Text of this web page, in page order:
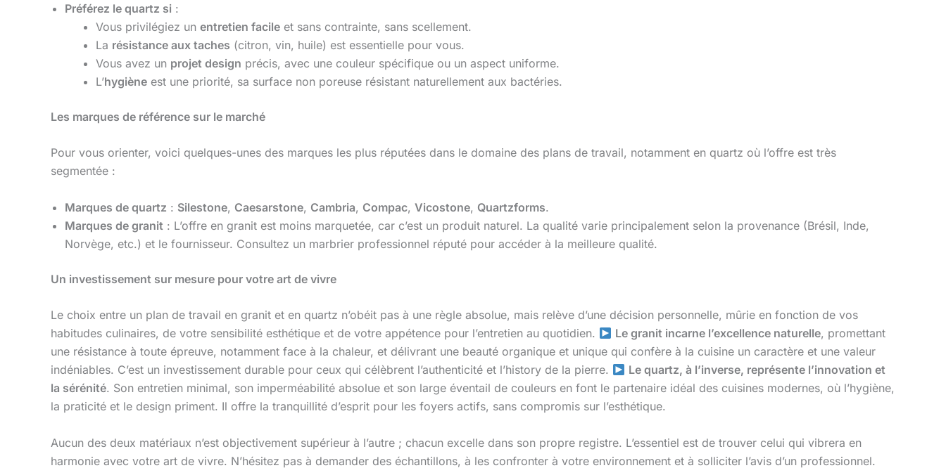
Préférez le quartz si :
Vous privilégiez un entretien facile et sans contrainte, sans scellement.
La résistance aux taches (citron, vin, huile) est essentielle pour vous.
Vous avez un projet design précis, avec une couleur spécifique ou un aspect uniforme.
L’hygiène est une priorité, sa surface non poreuse résistant naturellement aux bactéries.
Les marques de référence sur le marché
Pour vous orienter, voici quelques-unes des marques les plus réputées dans le domaine des plans de travail, notamment en quartz où l’offre est très
segmentée :
Marques de quartz : Silestone, Caesarstone, Cambria, Compac, Vicostone, Quartzforms.
Marques de granit : L’offre en granit est moins marquetée, car c’est un produit naturel. La qualité varie principalement selon la provenance (Brésil, Inde,
Norvège, etc.) et le fournisseur. Consultez un marbrier professionnel réputé pour accéder à la meilleure qualité.
Un investissement sur mesure pour votre art de vivre
Le choix entre un plan de travail en granit et en quartz n’obéit pas à une règle absolue, mais relève d’une décision personnelle, mûrie en fonction de vos
habitudes culinaires, de votre sensibilité esthétique et de votre appétence pour l’entretien au quotidien.
Le granit incarne l’excellence naturelle, promettant
une résistance à toute épreuve, notamment face à la chaleur, et délivrant une beauté organique et unique qui confère à la cuisine un caractère et une valeur
indéniables. C’est un investissement durable pour ceux qui célèbrent l’authenticité et l’history de la pierre.
Le quartz, à l’inverse, représente l’innovation et
la sérénité. Son entretien minimal, son imperméabilité absolue et son large éventail de couleurs en font le partenaire idéal des cuisines modernes, où l’hygiène,
la praticité et le design priment. Il offre la tranquillité d’esprit pour les foyers actifs, sans compromis sur l’esthétique.
Aucun des deux matériaux n’est objectivement supérieur à l’autre ; chacun excelle dans son propre registre. L’essentiel est de trouver celui qui vibrera en
harmonie avec votre art de vivre. N’hésitez pas à demander des échantillons, à les confronter à votre environnement et à solliciter l’avis d’un professionnel.